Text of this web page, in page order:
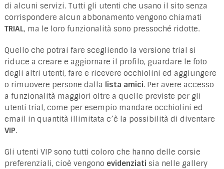
di alcuni servizi. Tutti gli utenti che usano il sito senza
corrispondere alcun abbonamento vengono chiamati
TRIAL, ma le loro funzionalità sono pressoché ridotte.
Quello che potrai fare scegliendo la versione trial si
riduce a creare e aggiornare il profilo, guardare le foto
degli altri utenti, fare e ricevere occhiolini ed aggiungere
o rimuovere persone dalla lista amici. Per avere accesso
a funzionalità maggiori oltre a quelle previste per gli
utenti trial, come per esempio mandare occhiolini ed
email in quantità illimitata c’è la possibilità di diventare
VIP.
Gli utenti VIP sono tutti coloro che hanno delle corsie
preferenziali, cioè vengono evidenziati sia nelle gallery